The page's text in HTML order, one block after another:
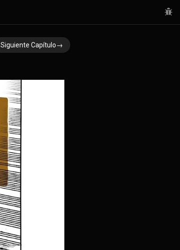
Siguiente Capítulo→